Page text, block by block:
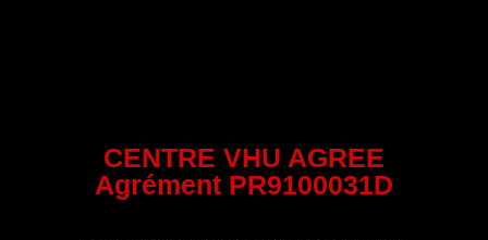
CENTRE VHU AGREE
Agrément PR9100031D